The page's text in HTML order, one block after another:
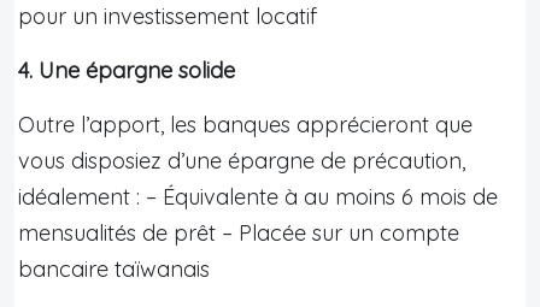
pour un investissement locatif
4. Une épargne solide
Outre l’apport, les banques apprécieront que
vous disposiez d’une épargne de précaution,
idéalement : – Équivalente à au moins 6 mois de
mensualités de prêt – Placée sur un compte
bancaire taïwanais